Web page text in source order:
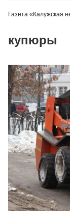
Газета «Калужская
купюры